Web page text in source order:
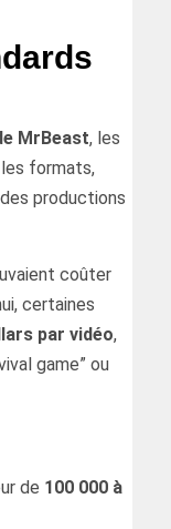
MrBeast, les
formats,
productions
coûter
certaines
par vidéo,
game” ou
de 100 000 à